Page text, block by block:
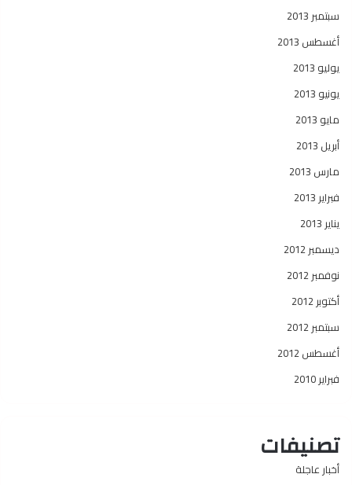
سبتمبر 2013
أغسطس 2013
يوليو 2013
يونيو 2013
مايو 2013
أبريل 2013
مارس 2013
فبراير 2013
يناير 2013
ديسمبر 2012
نوفمبر 2012
أكتوبر 2012
سبتمبر 2012
أغسطس 2012
فبراير 2010
تصنيفات
أخبار عاجلة